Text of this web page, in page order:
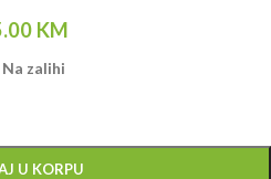
KM
Na zalihi
U KORPU